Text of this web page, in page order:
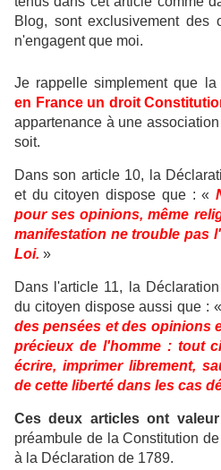
Blog, sont exclusivement des
n'engagent que moi.
Je rappelle simplement que la
en France un droit
appartenance à une
soit.
Dans son article 10, la
et du citoyen dispose que : «
pour ses opinions, même
manifestation ne trouble pas
Loi. »
Dans l'article 11, la
du citoyen dispose aussi que :
des pensées et des opinions
précieux de l'homme : tout
écrire, imprimer librement,
de cette liberté dans les cas
Ces deux articles ont
préambule de la Constitution
à la Déclaration de 1789.